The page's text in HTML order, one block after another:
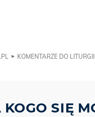
KOMENTARZE DO LITURGII
KOGO SIĘ